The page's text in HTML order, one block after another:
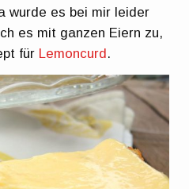
wurde es bei mir leider
es mit ganzen Eiern zu,
für Lemoncurd.